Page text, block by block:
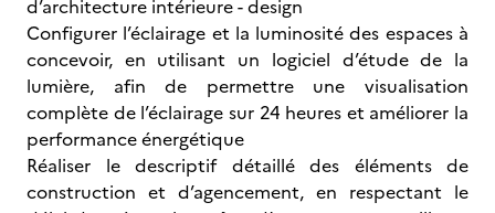
d’architecture intérieure - design
Configurer l’éclairage et la luminosité des espaces à
concevoir, en utilisant un logiciel d’étude de la
lumière, afin de permettre une visualisation
complète de l’éclairage sur 24 heures et améliorer la
performance énergétique
Réaliser le descriptif détaillé des éléments de
construction et d’agencement, en respectant le